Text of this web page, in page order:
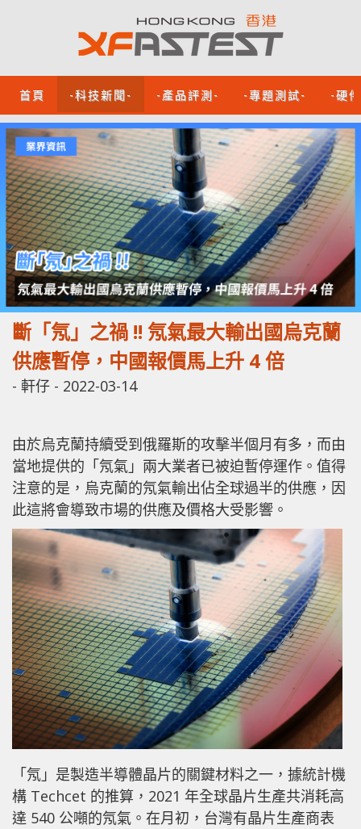
首頁 -科技新聞- -產品評測- -專題測試- -硬
斷「氖」之禍 !! 氖氣最大輸出國烏克蘭
供應暫停，中國報價馬上升 4 倍
- 軒仔 - 2022-03-14
由於烏克蘭持續受到俄羅斯的攻擊半個月有多，而由
當地提供的「氖氣」兩大業者已被迫暫停運作。值得
注意的是，烏克蘭的氖氣輸出佔全球過半的供應，因
此這將會導致市場的供應及價格大受影響。
「氖」是製造半導體晶片的關鍵材料之一，據統計機
構 Techcet 的推算，2021 年全球晶片生產共消耗高
達 540 公噸的氖氣。在月初，台灣有晶片生產商表